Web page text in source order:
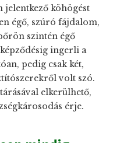
köhögést
égő, szúró fájdalom,
szintén égő
ingerli a
pedig csak két,
volt szó.
elkerülhető,
érje.